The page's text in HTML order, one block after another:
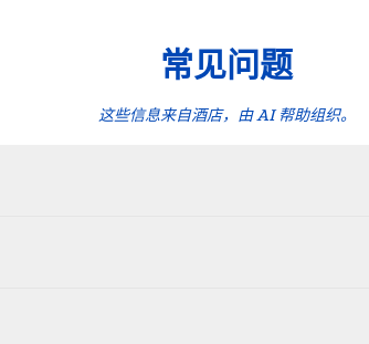
常见问题
这些信息来自酒店，由 AI 帮助组织。